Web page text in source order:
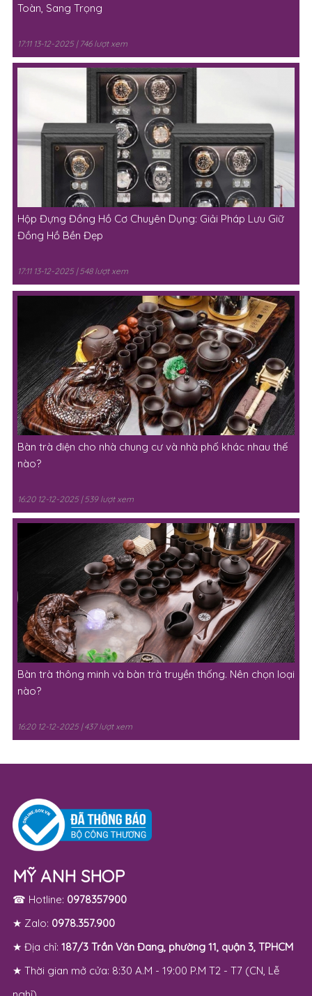
Toàn, Sang Trọng
17:11 13-12-2025 | 746 lượt xem
Hộp Đựng Đồng Hồ Cơ Chuyên Dụng: Giải Pháp Lưu Giữ
Đồng Hồ Bền Đẹp
17:11 13-12-2025 | 548 lượt xem
Bàn trà điện cho nhà chung cư và nhà phố khác nhau thế
nào?
16:20 12-12-2025 | 539 lượt xem
Bàn trà thông minh và bàn trà truyền thống. Nên chọn loại
nào?
16:20 12-12-2025 | 437 lượt xem
MỸ ANH SHOP
☎ Hotline: 0978357900
★ Zalo: 0978.357.900
★ Địa chỉ: 187/3 Trần Văn Đang, phường 11, quận 3, TPHCM
★ Thời gian mở cửa: 8:30 A.M - 19:00 P.M T2 - T7 (CN, Lễ